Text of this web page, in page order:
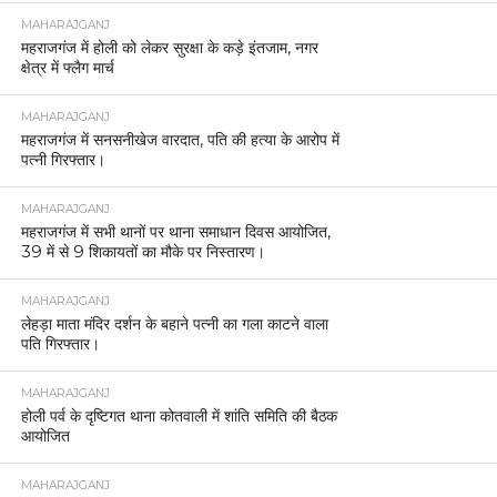
MAHARAJGANJ
महराजगंज में होली को लेकर सुरक्षा के कड़े इंतजाम, नगर
क्षेत्र में फ्लैग मार्च
MAHARAJGANJ
महराजगंज में सनसनीखेज वारदात, पति की हत्या के आरोप में
पत्नी गिरफ्तार।
MAHARAJGANJ
महराजगंज में सभी थानों पर थाना समाधान दिवस आयोजित,
39 में से 9 शिकायतों का मौके पर निस्तारण।
MAHARAJGANJ
लेहड़ा माता मंदिर दर्शन के बहाने पत्नी का गला काटने वाला
पति गिरफ्तार।
MAHARAJGANJ
होली पर्व के दृष्टिगत थाना कोतवाली में शांति समिति की बैठक
आयोजित
MAHARAJGANJ